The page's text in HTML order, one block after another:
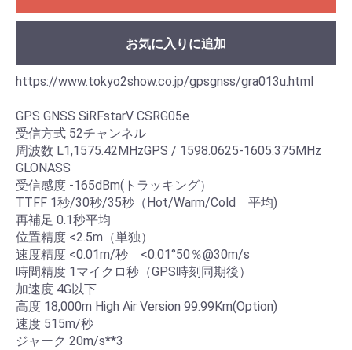
お気に入りに追加
https://www.tokyo2show.co.jp/gpsgnss/gra013u.html
GPS GNSS SiRFstarV CSRG05e
受信方式 52チャンネル
周波数 L1,1575.42MHzGPS / 1598.0625-1605.375MHz
GLONASS
受信感度 -165dBm(トラッキング）
TTFF 1秒/30秒/35秒（Hot/Warm/Cold 平均)
再補足 0.1秒平均
位置精度 <2.5m（単独）
速度精度 <0.01m/秒 <0.01°50％@30m/s
時間精度 1マイクロ秒（GPS時刻同期後）
加速度 4G以下
高度 18,000m High Air Version 99.99Km(Option)
速度 515m/秒
ジャーク 20m/s**3